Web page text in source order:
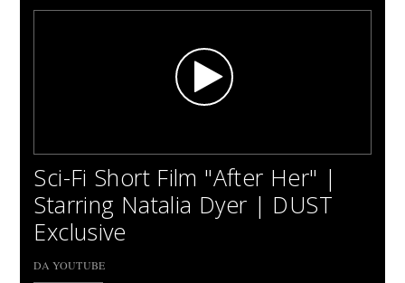
Sci-Fi Short Film "After Her" |
Starring Natalia Dyer | DUST
Exclusive
DA YOUTUBE